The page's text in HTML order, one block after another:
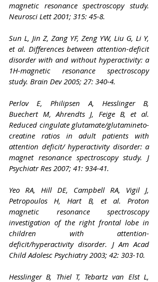
magnetic resonance spectroscopy study.
Neurosci Lett 2001; 315: 45-8.
Sun L, Jin Z, Zang YF, Zeng YW, Liu G, Li Y,
et al. Differences between attention-deficit
disorder with and without hyperactivity: a
1H-magnetic resonance spectroscopy
study. Brain Dev 2005; 27: 340-4.
Perlov E, Philipsen A, Hesslinger B,
Buechert M, Ahrendts J, Feige B, et al.
Reduced cingulate glutamate/glutamineto-
creatine ratios in adult patients with
attention deficit/ hyperactivity disorder: a
magnet resonance spectroscopy study. J
Psychiatr Res 2007; 41: 934-41.
Yeo RA, Hill DE, Campbell RA, Vigil J,
Petropoulos H, Hart B, et al. Proton
magnetic resonance spectroscopy
investigation of the right frontal lobe in
children with attention-
deficit/hyperactivity disorder. J Am Acad
Child Adolesc Psychiatry 2003; 42: 303-10.
Hesslinger B, Thiel T, Tebartz van Elst L,